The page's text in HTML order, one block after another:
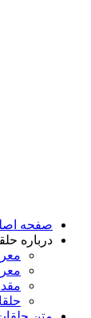
صفحه
درباره